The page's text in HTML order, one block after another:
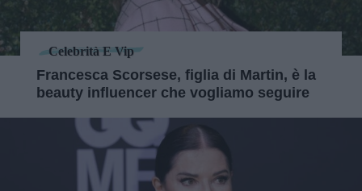
Celebrità E Vip
Francesca Scorsese, figlia di Martin, è la
beauty influencer che vogliamo seguire